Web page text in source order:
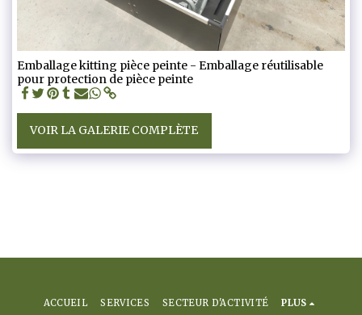
Emballage kitting pièce peinte - Emballage réutilisable
pour protection de pièce peinte
VOIR LA GALERIE COMPLÈTE
ACCUEIL SERVICES SECTEUR D'ACTIVITÉ PLUS